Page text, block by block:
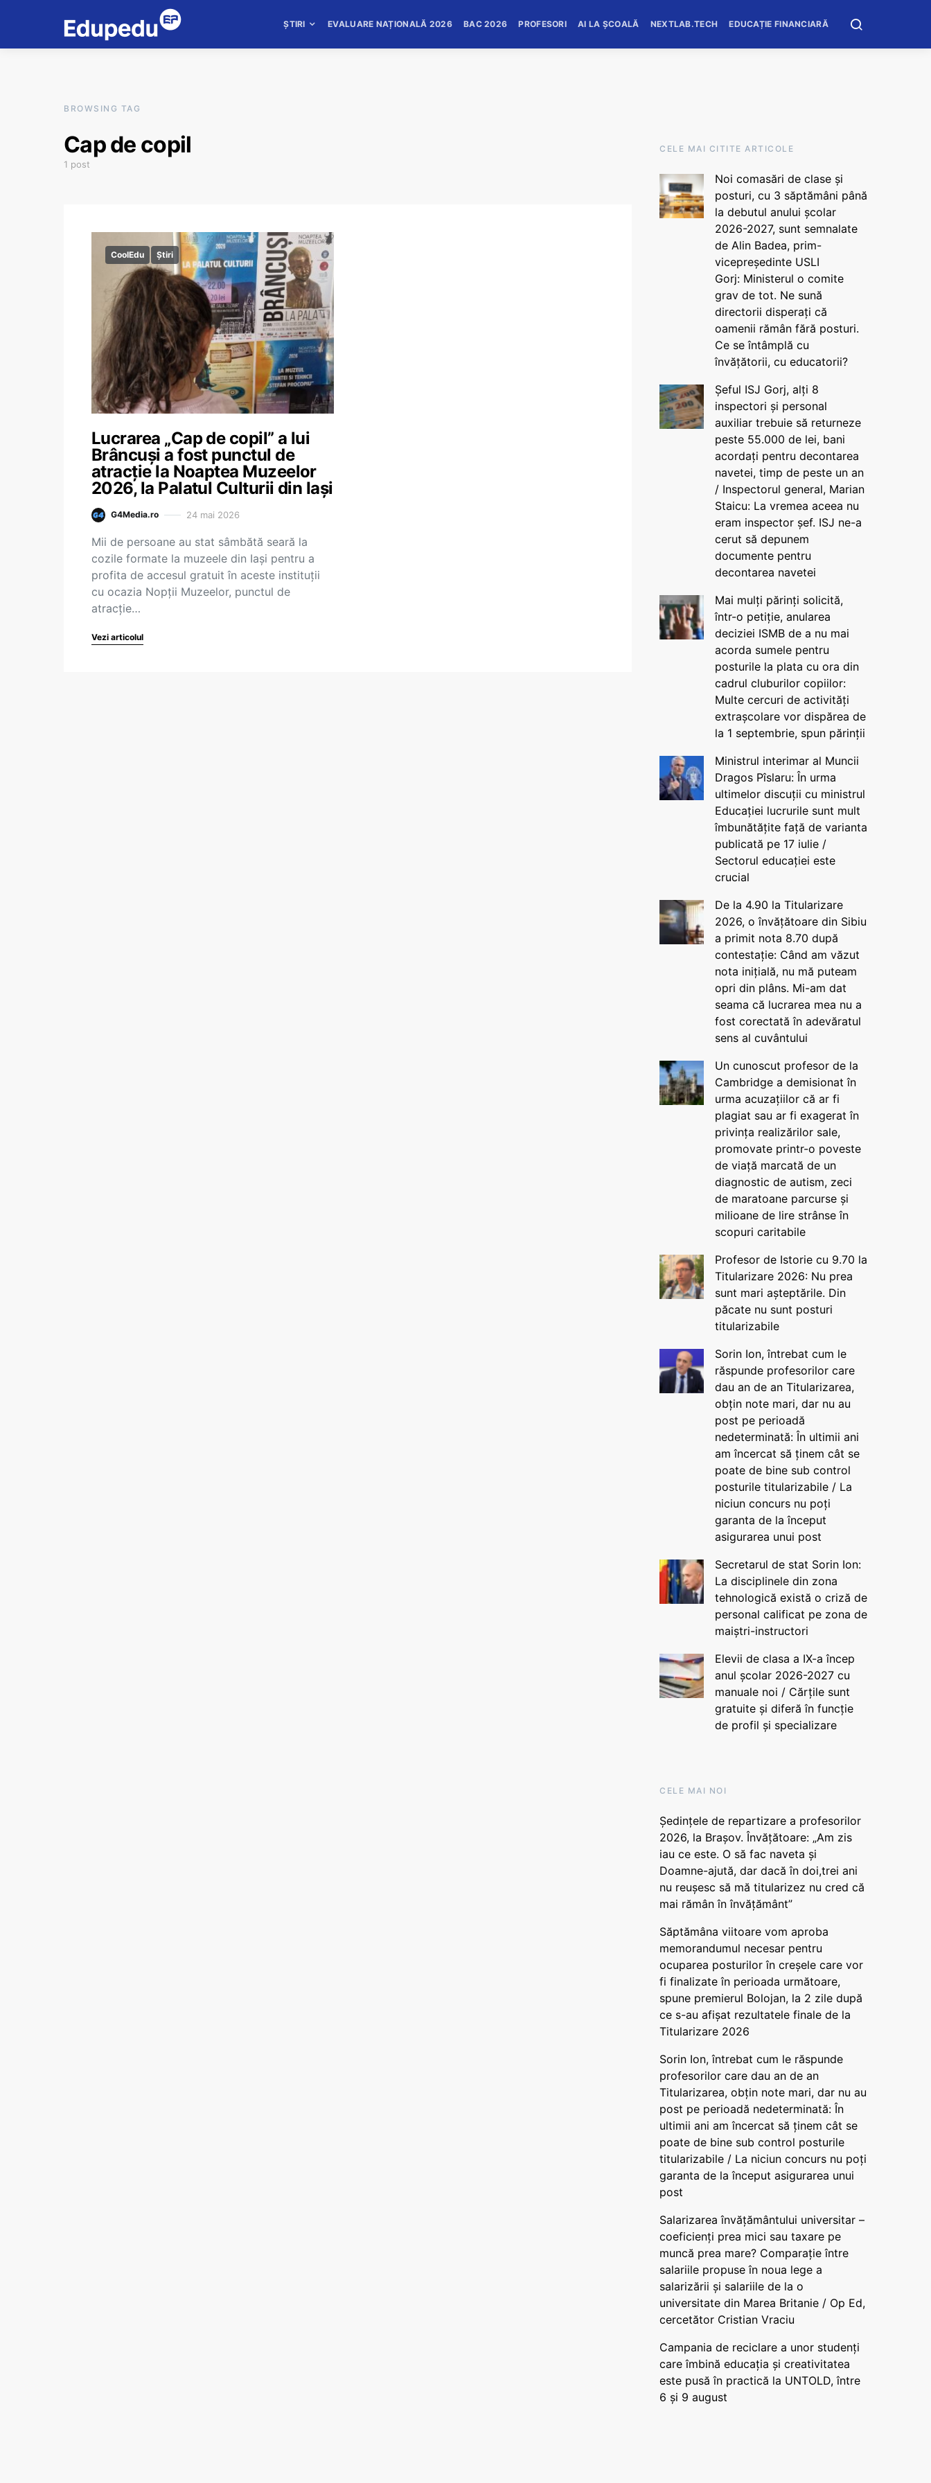
ȘTIRI EVALUARE NAȚIONALĂ 2026 BAC 2026 PROFESORI AI LA ȘCOALĂ NEXTLAB.TECH EDUCAȚIE FINANCIARĂ
BROWSING TAG
Cap de copil
1 post
CoolEdu Știri
Lucrarea „Cap de copil” a lui
Brâncuși a fost punctul de
atracție la Noaptea Muzeelor
2026, la Palatul Culturii din Iași
G4Media.ro 24 mai 2026
Mii de persoane au stat sâmbătă seară la
cozile formate la muzeele din Iaşi pentru a
profita de accesul gratuit în aceste instituţii
cu ocazia Nopţii Muzeelor, punctul de
atracţie…
Vezi articolul
CELE MAI CITITE ARTICOLE
Noi comasări de clase și
posturi, cu 3 săptămâni până
la debutul anului școlar
2026-2027, sunt semnalate
de Alin Badea, prim-
vicepreședinte USLI
Gorj: Ministerul o comite
grav de tot. Ne sună
directorii disperați că
oamenii rămân fără posturi.
Ce se întâmplă cu
învățătorii, cu educatorii?
Șeful ISJ Gorj, alți 8
inspectori și personal
auxiliar trebuie să returneze
peste 55.000 de lei, bani
acordați pentru decontarea
navetei, timp de peste un an
/ Inspectorul general, Marian
Staicu: La vremea aceea nu
eram inspector șef. ISJ ne-a
cerut să depunem
documente pentru
decontarea navetei
Mai mulți părinți solicită,
într-o petiție, anularea
deciziei ISMB de a nu mai
acorda sumele pentru
posturile la plata cu ora din
cadrul cluburilor copiilor:
Multe cercuri de activități
extrașcolare vor dispărea de
la 1 septembrie, spun părinții
Ministrul interimar al Muncii
Dragos Pîslaru: În urma
ultimelor discuții cu ministrul
Educației lucrurile sunt mult
îmbunătățite față de varianta
publicată pe 17 iulie /
Sectorul educației este
crucial
De la 4.90 la Titularizare
2026, o învățătoare din Sibiu
a primit nota 8.70 după
contestație: Când am văzut
nota inițială, nu mă puteam
opri din plâns. Mi-am dat
seama că lucrarea mea nu a
fost corectată în adevăratul
sens al cuvântului
Un cunoscut profesor de la
Cambridge a demisionat în
urma acuzațiilor că ar fi
plagiat sau ar fi exagerat în
privința realizărilor sale,
promovate printr-o poveste
de viață marcată de un
diagnostic de autism, zeci
de maratoane parcurse și
milioane de lire strânse în
scopuri caritabile
Profesor de Istorie cu 9.70 la
Titularizare 2026: Nu prea
sunt mari așteptările. Din
păcate nu sunt posturi
titularizabile
Sorin Ion, întrebat cum le
răspunde profesorilor care
dau an de an Titularizarea,
obțin note mari, dar nu au
post pe perioadă
nedeterminată: În ultimii ani
am încercat să ținem cât se
poate de bine sub control
posturile titularizabile / La
niciun concurs nu poți
garanta de la început
asigurarea unui post
Secretarul de stat Sorin Ion:
La disciplinele din zona
tehnologică există o criză de
personal calificat pe zona de
maiștri-instructori
Elevii de clasa a IX-a încep
anul școlar 2026-2027 cu
manuale noi / Cărțile sunt
gratuite și diferă în funcție
de profil și specializare
CELE MAI NOI
Ședințele de repartizare a profesorilor
2026, la Brașov. Învățătoare: „Am zis
iau ce este. O să fac naveta și
Doamne-ajută, dar dacă în doi,trei ani
nu reușesc să mă titularizez nu cred că
mai rămân în învățământ”
Săptămâna viitoare vom aproba
memorandumul necesar pentru
ocuparea posturilor în creșele care vor
fi finalizate în perioada următoare,
spune premierul Bolojan, la 2 zile după
ce s-au afișat rezultatele finale de la
Titularizare 2026
Sorin Ion, întrebat cum le răspunde
profesorilor care dau an de an
Titularizarea, obțin note mari, dar nu au
post pe perioadă nedeterminată: În
ultimii ani am încercat să ținem cât se
poate de bine sub control posturile
titularizabile / La niciun concurs nu poți
garanta de la început asigurarea unui
post
Salarizarea învățământului universitar –
coeficienți prea mici sau taxare pe
muncă prea mare? Comparație între
salariile propuse în noua lege a
salarizării și salariile de la o
universitate din Marea Britanie / Op Ed,
cercetător Cristian Vraciu
Campania de reciclare a unor studenți
care îmbină educația și creativitatea
este pusă în practică la UNTOLD, între
6 și 9 august